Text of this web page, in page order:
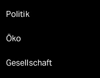
Politik
Öko
Gesellschaft